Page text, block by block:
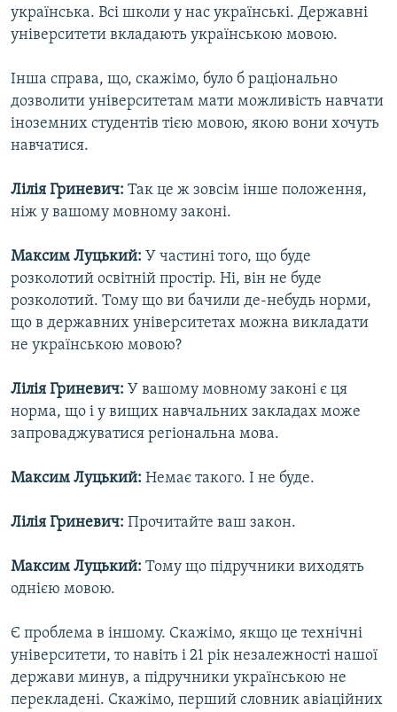
українська. Всі школи у нас українські. Державні
університети вкладають українською мовою.
Інша справа, що, скажімо, було б раціонально
дозволити університетам мати можливість навчати
іноземних студентів тією мовою, якою вони хочуть
навчатися.
Лілія Гриневич: Так це ж зовсім інше положення,
ніж у вашому мовному законі.
Максим Луцький: У частині того, що буде
розколотий освітній простір. Ні, він не буде
розколотий. Тому що ви бачили де-небудь норми,
що в державних університетах можна викладати
не українською мовою?
Лілія Гриневич: У вашому мовному законі є ця
норма, що і у вищих навчальних закладах може
запроваджуватися регіональна мова.
Максим Луцький: Немає такого. І не буде.
Лілія Гриневич: Прочитайте ваш закон.
Максим Луцький: Тому що підручники виходять
однією мовою.
Є проблема в іншому. Скажімо, якщо це технічні
університети, то навіть і 21 рік незалежності нашої
держави минув, а підручники українською не
перекладені. Скажімо, перший словник авіаційних